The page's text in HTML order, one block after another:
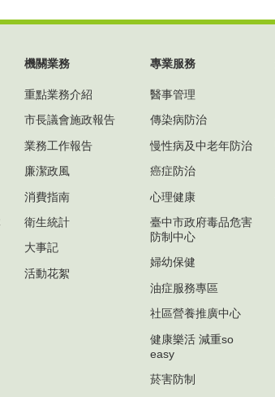
機關業務
重點業務介紹
市長議會施政報告
業務工作報告
廉潔政風
消費指南
衛生統計
大事記
活動花絮
專業服務
醫事管理
傳染病防治
慢性病及中老年防治
癌症防治
心理健康
臺中市政府毒品危害
防制中心
婦幼保健
油症服務專區
社區營養推廣中心
健康樂活 減重so
easy
菸害防制